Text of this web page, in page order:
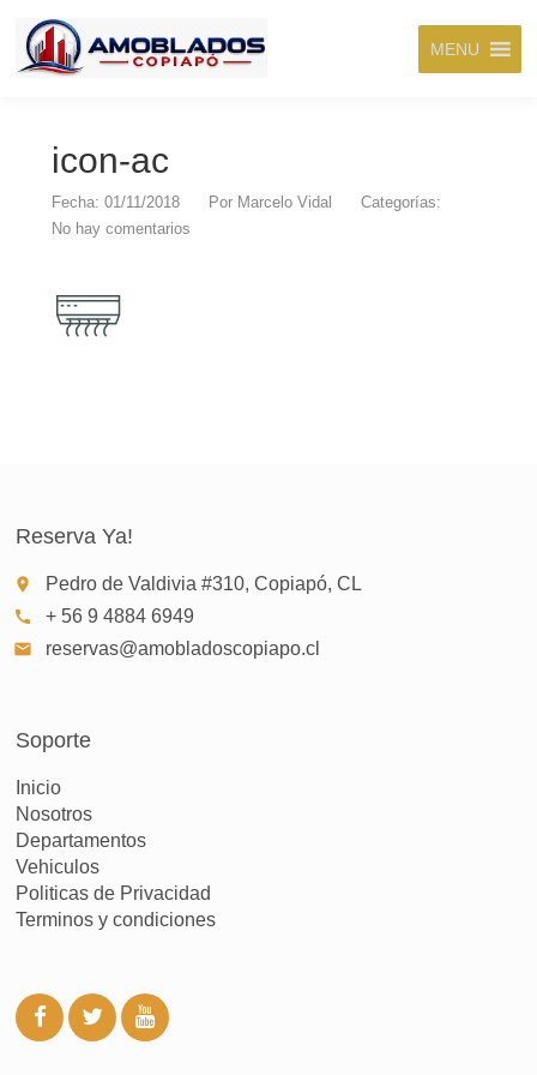
MENU
icon-ac
Fecha: 01/11/2018 Por Marcelo Vidal
Categorías:
No hay comentarios
Reserva Ya!
place Pedro de Valdivia #310, Copiapó, CL
call + 56 9 4884 6949
email reservas@amobladoscopiapo.cl
Soporte
Inicio
Nosotros
Departamentos
Vehiculos
Politicas de Privacidad
Terminos y condiciones